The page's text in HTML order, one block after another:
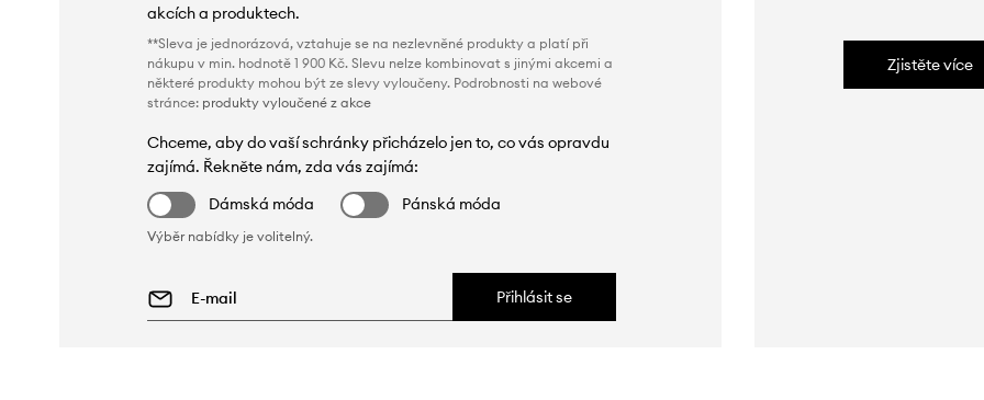
akcích a produktech.
**Sleva je jednorázová, vztahuje se na nezlevněné produkty a platí při
nákupu v min. hodnotě 1 900 Kč. Slevu nelze kombinovat s jinými akcemi a
některé produkty mohou být ze slevy vyloučeny. Podrobnosti na webové
stránce: produkty vyloučené z akce
Chceme, aby do vaší schránky přicházelo jen to, co vás opravdu
zajímá. Řekněte nám, zda vás zajímá:
Dámská móda
Pánská móda
Výběr nabídky je volitelný.
Přihlásit se
Zjistěte více